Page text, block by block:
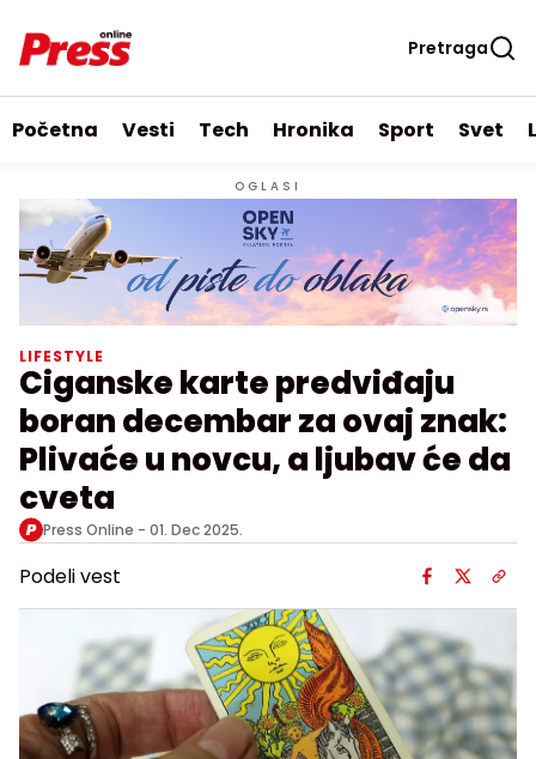
Pretraga
Početna Vesti Tech Hronika Sport Svet
OGLASI
LIFESTYLE
Ciganske karte predviđaju
boran decembar za ovaj znak:
Plivaće u novcu, a ljubav će da
cveta
Press Online - 01. Dec 2025.
Podeli vest